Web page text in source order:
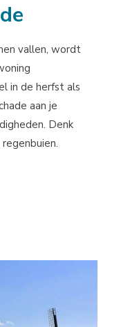
vallen, wordt
in de herfst als
aan je
Denk